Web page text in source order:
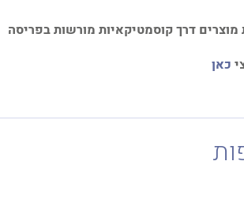
דרך קוסמטיקאיות מורשות בפריסה